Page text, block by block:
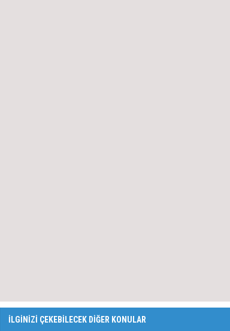
İLGİNİZİ ÇEKEBİLECEK DİĞER KONULAR